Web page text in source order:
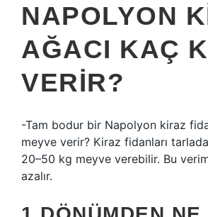
NAPOLYON
AĞACI KAÇ
VERIR?
-Tam bodur bir Napolyon kiraz
meyve verir? Kiraz fidanları
20–50 kg meyve verebilir. Bu
azalır.